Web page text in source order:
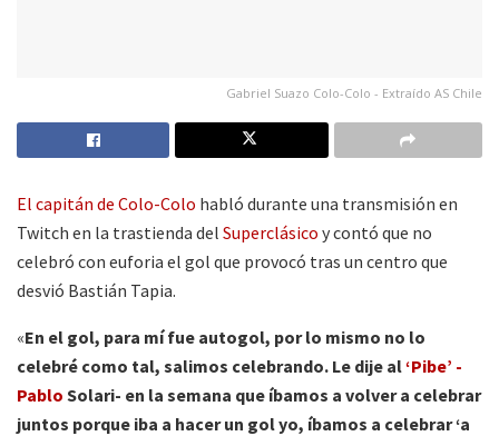
Gabriel Suazo Colo-Colo - Extraído AS Chile
El capitán de Colo-Colo habló durante una transmisión en
Twitch en la trastienda del Superclásico y contó que no
celebró con euforia el gol que provocó tras un centro que
desvió Bastián Tapia.
«En el gol, para mí fue autogol, por lo mismo no lo
celebré como tal, salimos celebrando. Le dije al‘Pibe’ -
Pablo Solari- en la semana que íbamos a volver a celebrar
juntos porque iba a hacer un gol yo, íbamos a celebrar ‘a